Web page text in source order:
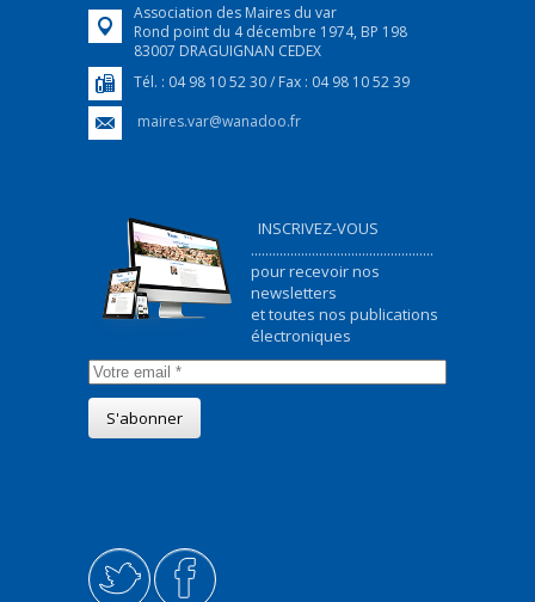
Association des Maires du var
Rond point du 4 décembre 1974, BP 198
83007 DRAGUIGNAN CEDEX
Tél. : 04 98 10 52 30 / Fax : 04 98 10 52 39
maires.var@wanadoo.fr
INSCRIVEZ-VOUS
...................................................
pour recevoir nos
newsletters
et toutes nos publications
électroniques